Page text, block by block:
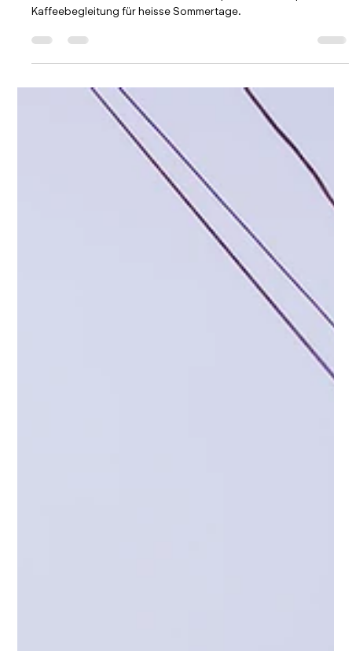
Easy Cold Brew recette.
Cold Brew - einfach zubereitet und super lecker. Die perfekte
Kaffeebegleitung für heisse Sommertage.